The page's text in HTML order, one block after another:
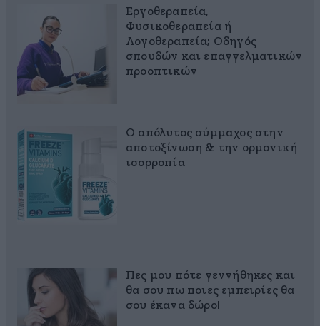
Εργοθεραπεία,
Φυσικοθεραπεία ή
Λογοθεραπεία; Οδηγός
σπουδών και επαγγελματικών
προοπτικών
Ο απόλυτος σύμμαχος στην
αποτοξίνωση & την ορμονική
ισορροπία
Πες μου πότε γεννήθηκες και
θα σου πω ποιες εμπειρίες θα
σου έκανα δώρο!